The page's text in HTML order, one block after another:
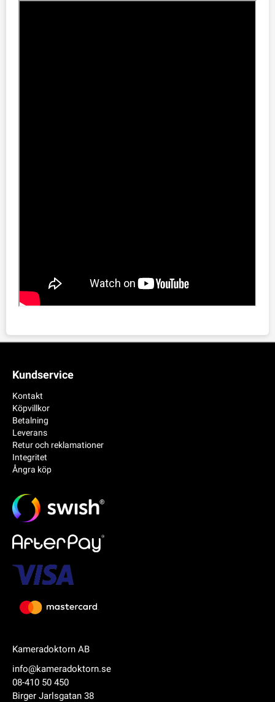
Kameradoktorn AB
info@kameradoktorn.se
08-410 50 450
Birger Jarlsgatan 38
Kundservice
Kontakt
Köpvillkor
Betalning
Leverans
Retur och reklamationer
Integritet
Ångra köp